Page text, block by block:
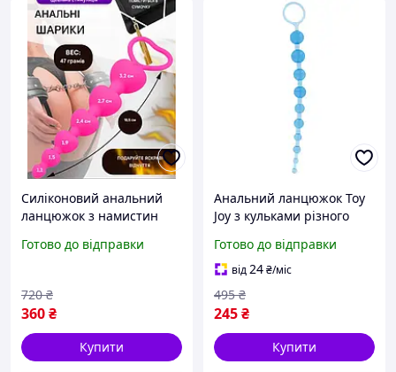
Силіконовий анальний
ланцюжок з намистин
пробка гнучка з кільцем
Готово до відправки
360₴
720 ₴
Купити
Анальний ланцюжок Toy
Joy з кульками різного
см х 2 см
Готово до відправки
від24₴/міс
245₴
495 ₴
Купити